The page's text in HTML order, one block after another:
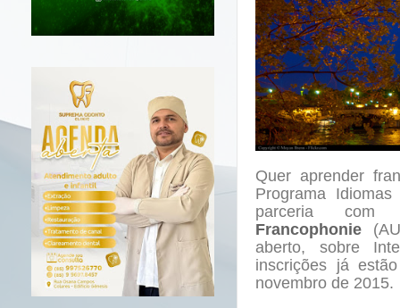
Quer aprender
Programa
parceria com
Francophonie
aberto, sobre
inscrições já
novembro de 2015.